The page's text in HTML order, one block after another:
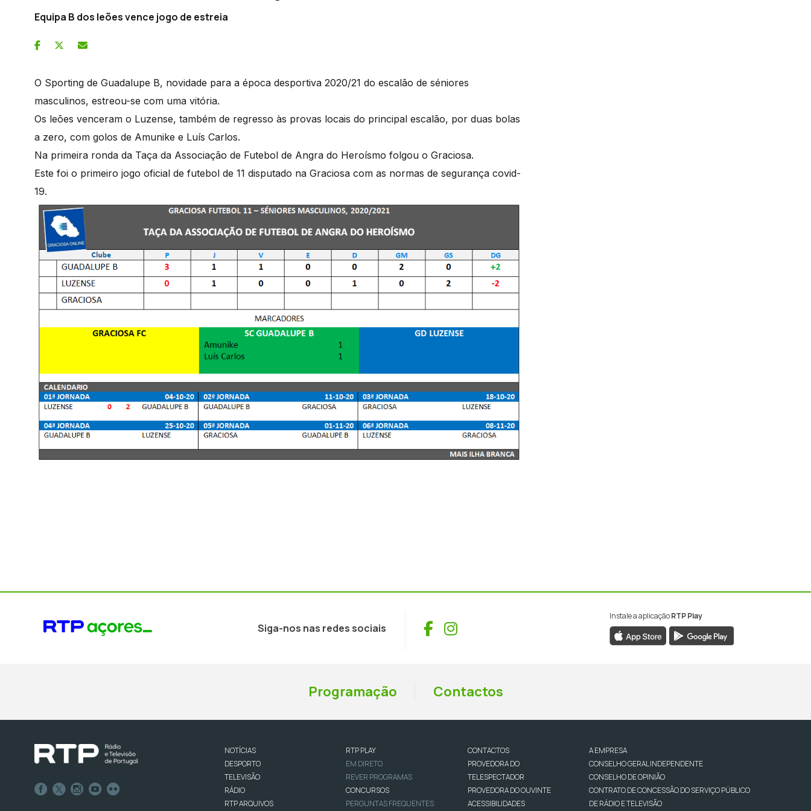
Equipa B dos leões vence jogo de estreia
O Sporting de Guadalupe B, novidade para a época desportiva 2020/21 do escalão de séniores
masculinos, estreou-se com uma vitória.
Os leões venceram o Luzense, também de regresso às provas locais do principal escalão, por duas bolas
a zero, com golos de Amunike e Luís Carlos.
Na primeira ronda da Taça da Associação de Futebol de Angra do Heroísmo folgou o Graciosa.
Este foi o primeiro jogo oficial de futebol de 11 disputado na Graciosa com as normas de segurança covid-
19.
Siga-nos nas redes sociais Facebook
Instagram
Instale a aplicaçãoRTP Play
Programação Contactos
NOTÍCIAS
DESPORTO
TELEVISÃO
RÁDIO
RTP ARQUIVOS
RTP PLAY
EM DIRETO
REVER PROGRAMAS
CONCURSOS
PERGUNTAS FREQUENTES
CONTACTOS
PROVEDORA DO
TELESPECTADOR
PROVEDORA DO OUVINTE
ACESSIBILIDADES
A EMPRESA
CONSELHO GERAL INDEPENDENTE
CONSELHO DE OPINIÃO
CONTRATO DE CONCESSÃO DO SERVIÇO PÚBLICO
DE RÁDIO E TELEVISÃO